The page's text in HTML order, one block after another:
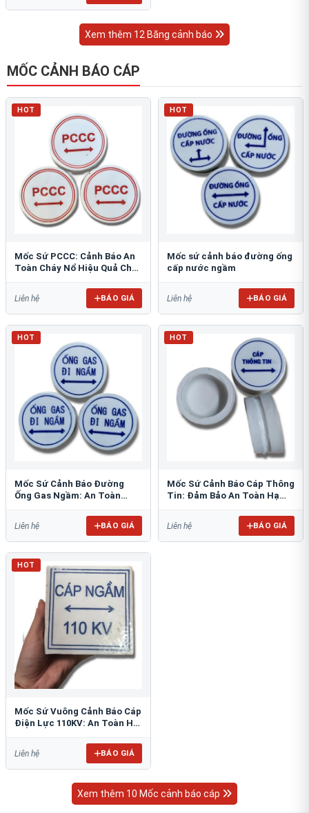
Xem thêm 12 Băng cảnh báo
MỐC CẢNH BÁO CÁP
HOT
Mốc Sứ PCCC: Cảnh Báo An
Toàn Cháy Nổ Hiệu Quả Cho
Liên hệ BÁO GIÁ
HOT
Mốc sứ cảnh báo đường ống
cấp nước ngầm
Liên hệ BÁO GIÁ
HOT
Mốc Sứ Cảnh Báo Đường
Ống Gas Ngầm: An Toàn
Liên hệ BÁO GIÁ
HOT
Mốc Sứ Cảnh Báo Cáp Thông
Tin: Đảm Bảo An Toàn Hạ
Liên hệ BÁO GIÁ
HOT
Mốc Sứ Vuông Cảnh Báo Cáp
Điện Lực 110KV: An Toàn Hệ
Liên hệ BÁO GIÁ
Xem thêm 10 Mốc cảnh báo cáp